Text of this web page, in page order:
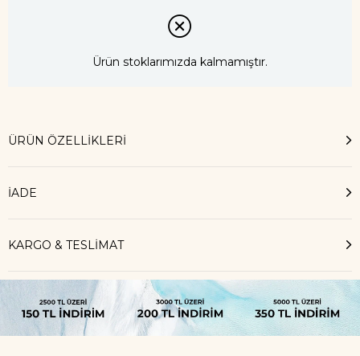
Ürün stoklarımızda kalmamıştır.
ÜRÜN ÖZELLIKLERI
İADE
KARGO & TESLİMAT